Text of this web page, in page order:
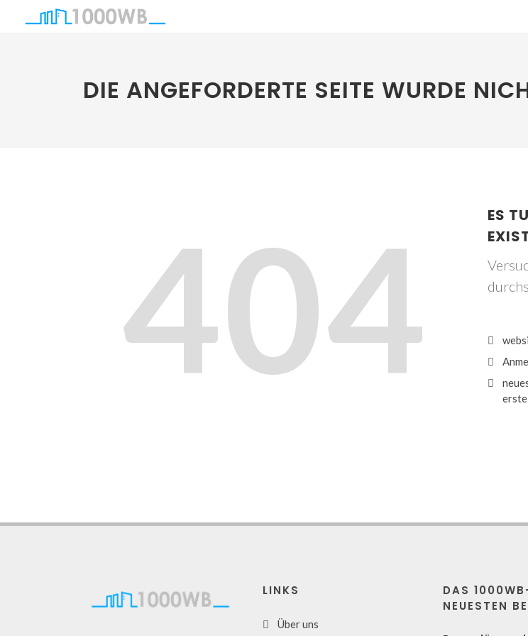
DIE ANGEFORDERTE SEITE WURDE
404
ES
LINKS
Über uns
DAS
NEUESTEN